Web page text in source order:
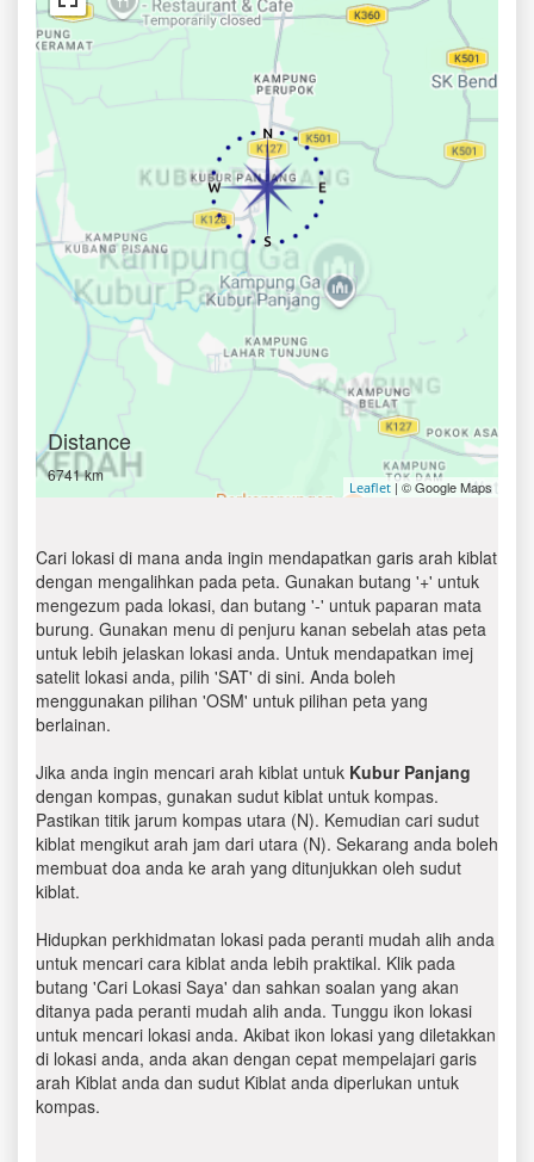
Distance
6741 km
Leaflet | © Google Maps
Cari lokasi di mana anda ingin mendapatkan garis arah kiblat
dengan mengalihkan pada peta. Gunakan butang '+' untuk
mengezum pada lokasi, dan butang '-' untuk paparan mata
burung. Gunakan menu di penjuru kanan sebelah atas peta
untuk lebih jelaskan lokasi anda. Untuk mendapatkan imej
satelit lokasi anda, pilih 'SAT' di sini. Anda boleh
menggunakan pilihan 'OSM' untuk pilihan peta yang
berlainan.
Jika anda ingin mencari arah kiblat untuk Kubur Panjang
dengan kompas, gunakan sudut kiblat untuk kompas.
Pastikan titik jarum kompas utara (N). Kemudian cari sudut
kiblat mengikut arah jam dari utara (N). Sekarang anda boleh
membuat doa anda ke arah yang ditunjukkan oleh sudut
kiblat.
Hidupkan perkhidmatan lokasi pada peranti mudah alih anda
untuk mencari cara kiblat anda lebih praktikal. Klik pada
butang 'Cari Lokasi Saya' dan sahkan soalan yang akan
ditanya pada peranti mudah alih anda. Tunggu ikon lokasi
untuk mencari lokasi anda. Akibat ikon lokasi yang diletakkan
di lokasi anda, anda akan dengan cepat mempelajari garis
arah Kiblat anda dan sudut Kiblat anda diperlukan untuk
kompas.